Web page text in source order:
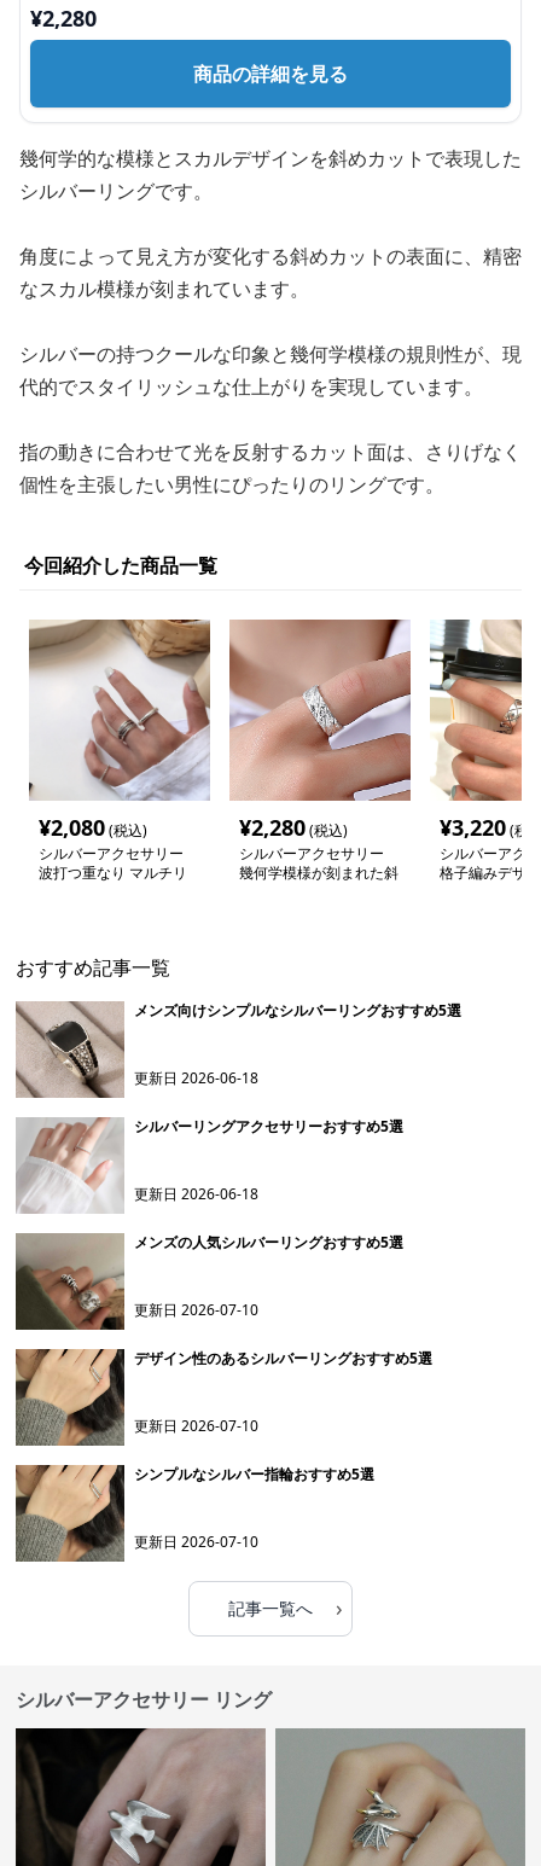
¥2,280
商品の詳細を見る
幾何学的な模様とスカルデザインを斜めカットで表現した
シルバーリングです。
角度によって見え方が変化する斜めカットの表面に、精密
なスカル模様が刻まれています。
シルバーの持つクールな印象と幾何学模様の規則性が、現
代的でスタイリッシュな仕上がりを実現しています。
指の動きに合わせて光を反射するカット面は、さりげなく
個性を主張したい男性にぴったりのリングです。
今回紹介した商品一覧
¥2,080(税込)
シルバーアクセサリー
波打つ重なり マルチリ
¥2,280(税込)
シルバーアクセサリー
幾何学模様が刻まれた斜
¥3,220(税
シルバーアク
格子編みデザ
おすすめ記事一覧
メンズ向けシンプルなシルバーリングおすすめ5選
更新日2026-06-18
シルバーリングアクセサリーおすすめ5選
更新日2026-06-18
メンズの人気シルバーリングおすすめ5選
更新日2026-07-10
デザイン性のあるシルバーリングおすすめ5選
更新日2026-07-10
シンプルなシルバー指輪おすすめ5選
更新日2026-07-10
記事一覧へ ›
シルバーアクセサリー リング